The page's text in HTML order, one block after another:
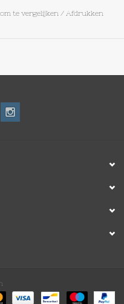
te vergelijken / Afdrukken